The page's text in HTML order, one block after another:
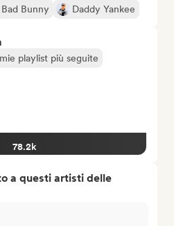
Bad Bunny Daddy Yankee
playlist più seguite
78.2k
a questi artisti delle